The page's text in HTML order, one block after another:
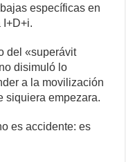
específicas en
I+D+i.
del «superávit
disimuló lo
a la movilización
siquiera empezara.
es accidente: es